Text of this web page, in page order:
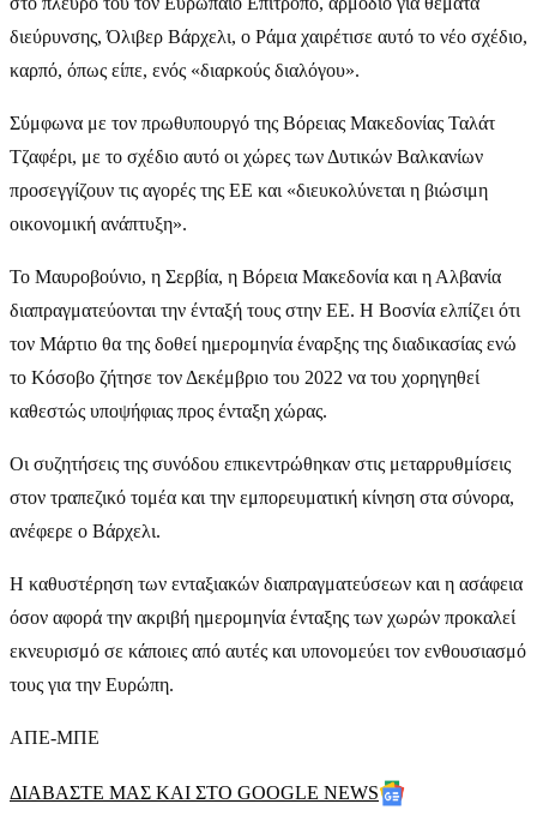
διεύρυνσης, Όλιβερ Βάρχελι, ο Ράμα χαιρέτισε αυτό το νέο σχέδιο,
καρπό, όπως είπε, ενός «διαρκούς διαλόγου».
Σύμφωνα με τον πρωθυπουργό της Βόρειας Μακεδονίας Ταλάτ
Τζαφέρι, με το σχέδιο αυτό οι χώρες των Δυτικών Βαλκανίων
προσεγγίζουν τις αγορές της ΕΕ και «διευκολύνεται η βιώσιμη
οικονομική ανάπτυξη».
Το Μαυροβούνιο, η Σερβία, η Βόρεια Μακεδονία και η Αλβανία
διαπραγματεύονται την ένταξή τους στην ΕΕ. Η Βοσνία ελπίζει ότι
τον Μάρτιο θα της δοθεί ημερομηνία έναρξης της διαδικασίας ενώ
το Κόσοβο ζήτησε τον Δεκέμβριο του 2022 να του χορηγηθεί
καθεστώς υποψήφιας προς ένταξη χώρας.
Οι συζητήσεις της συνόδου επικεντρώθηκαν στις μεταρρυθμίσεις
στον τραπεζικό τομέα και την εμπορευματική κίνηση στα σύνορα,
ανέφερε ο Βάρχελι.
Η καθυστέρηση των ενταξιακών διαπραγματεύσεων και η ασάφεια
όσον αφορά την ακριβή ημερομηνία ένταξης των χωρών προκαλεί
εκνευρισμό σε κάποιες από αυτές και υπονομεύει τον ενθουσιασμό
τους για την Ευρώπη.
ΑΠΕ-ΜΠΕ
ΔΙΑΒΑΣΤΕ ΜΑΣ ΚΑΙ ΣΤΟ GOOGLE NEWS